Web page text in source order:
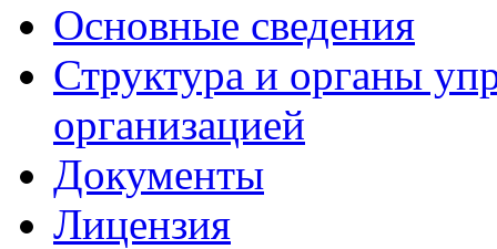
Основные сведения
Структура и органы
организацией
Документы
Лицензия